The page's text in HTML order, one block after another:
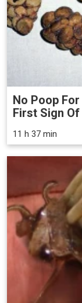
No Poop
First Sign Of
11 h 37 min